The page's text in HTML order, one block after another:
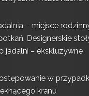
– miejsce
Designerskie
jadalni – ekskluzywne
w
kranu